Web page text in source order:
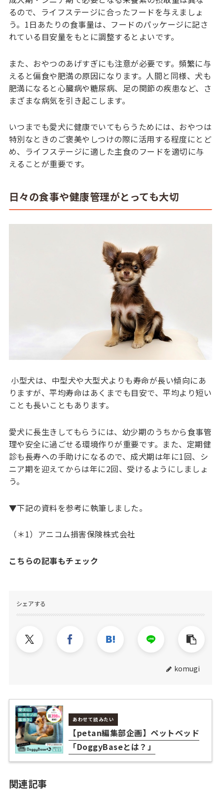
るので、ライフステージに合ったフードを与えましょ
う。1日あたりの食事量は、フードのパッケージに記さ
れている目安量をもとに調整するとよいです。
また、おやつのあげすぎにも注意が必要です。頻繁に与
えると偏食や肥満の原因になります。人間と同様、犬も
肥満になると心臓病や糖尿病、足の関節の疾患など、さ
まざまな病気を引き起こします。
いつまでも愛犬に健康でいてもらうためには、おやつは
特別なときのご褒美やしつけの際に活用する程度にとど
め、ライフステージに適した主食のフードを適切に与
えることが重要です。
日々の食事や健康管理がとっても大切
小型犬は、中型犬や大型犬よりも寿命が長い傾向にあ
りますが、平均寿命はあくまでも目安で、平均より短い
ことも長いこともあります。
愛犬に長生きしてもらうには、幼少期のうちから食事管
理や安全に過ごせる環境作りが重要です。また、定期健
診も長寿への手助けになるので、成犬期は年に1回、シ
ニア期を迎えてからは年に2回、受けるようにしましょ
う。
▼下記の資料を参考に執筆しました。
（＊1）アニコム損害保険株式会社
こちらの記事もチェック
シェアする
komugi
あわせて読みたい
【petan編集部企画】ペットベッド
「DoggyBaseとは？」
関連記事